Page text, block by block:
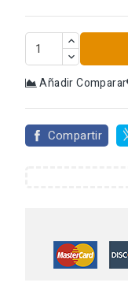
Añadir Comparar
Compartir